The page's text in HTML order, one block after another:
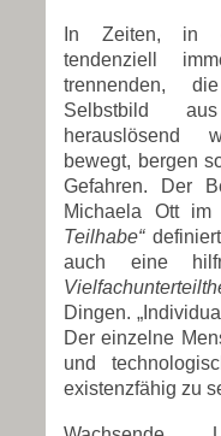
In Zeiten, in
tendenziell
trennenden,
Selbstbild
herauslösend
bewegt, bergen
Gefahren. Der
Michaela Ott
Teilhabe“
auch eine
Dingen.
Der einzelne
und
existenzfähig zu